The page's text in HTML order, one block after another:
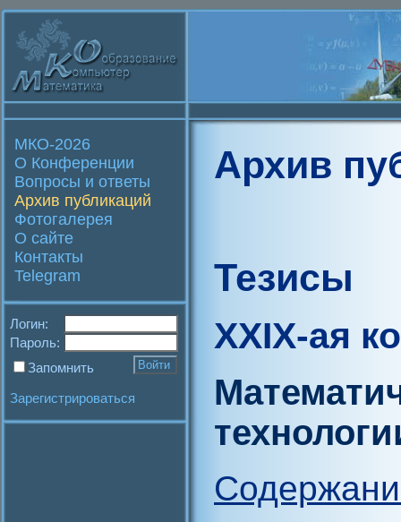
МКО-2026
О Конференции
Вопросы и ответы
Архив публикаций
Фотогалерея
О сайте
Контакты
Telegram
Логин:
Пароль:
Запомнить
Зарегистрироваться
Архив
Тезисы
XXIX-ая